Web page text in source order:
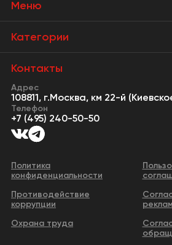
Меню
Магазины
Новости
События
Сервисы
Видео
Бизнес-парк
Категории
Мебель Park
Предметы интерьера
Освещение
Кухонная мебель
Двери
Все категории
Контакты
Адрес
108811, г.Москва, км 22-й
Телефон
+7 (495) 240-50-50
Политика
конфиденциальности
Противодействие
коррупции
Охрана труда